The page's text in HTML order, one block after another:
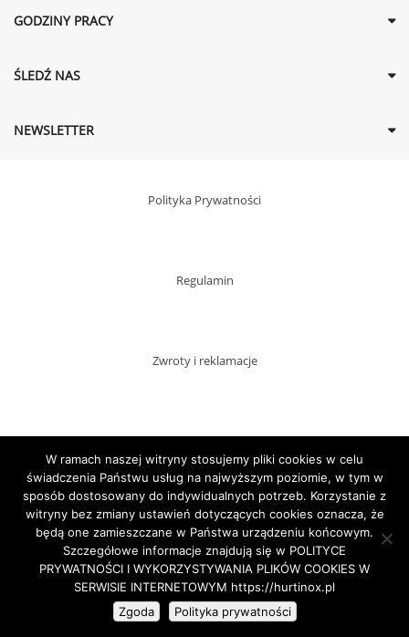
GODZINY PRACY
ŚLEDŹ NAS
NEWSLETTER
Polityka Prywatności
Regulamin
Zwroty i reklamacje
Dostawy
Płatności
Copyright HURTINOX.PL 2020
W ramach naszej witryny stosujemy pliki cookies w celu
świadczenia Państwu usług na najwyższym poziomie, w tym w
sposób dostosowany do indywidualnych potrzeb. Korzystanie z
witryny bez zmiany ustawień dotyczących cookies oznacza, że
będą one zamieszczane w Państwa urządzeniu końcowym.
Szczegółowe informacje znajdują się w POLITYCE
PRYWATNOŚCI I WYKORZYSTYWANIA PLIKÓW COOKIES W
SERWISIE INTERNETOWYM https://hurtinox.pl
Zgoda
Polityka prywatności